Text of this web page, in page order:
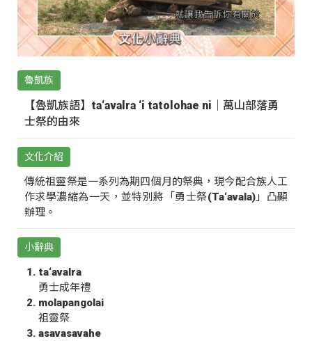
魯凱族
【魯凱族語】ta‘avalra ‘i tatolohae ni｜萬山部落勇
士祭的由來
文化介紹
傳統祖靈祭是一系列為期四個月的祭典，現今配合族人工
作求學濃縮為一天，並特別將「勇士祭(Ta‘avala)」凸顯
辦理。
小辭典
ta‘avalra
勇士成年禮
molapangolai
祖靈祭
asavasavahe